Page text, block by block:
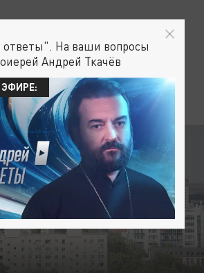
ответы". На ваши вопросы
Андрей Ткачёв